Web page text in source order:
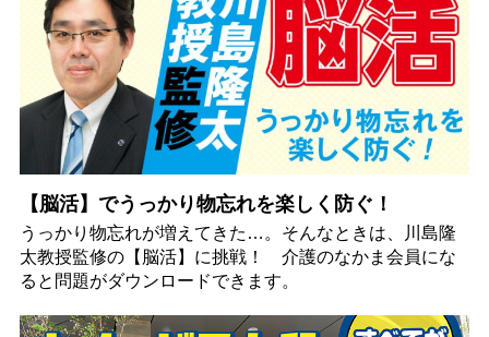
【脳活】でうっかり物忘れを楽しく防ぐ！
うっかり物忘れが増えてきた…。そんなときは、川島隆
太教授監修の【脳活】に挑戦！ 介護のなかま会員にな
ると問題がダウンロードできます。